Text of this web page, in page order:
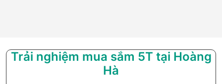
Trải nghiệm mua sắm 5T tại Hoàng
Hà